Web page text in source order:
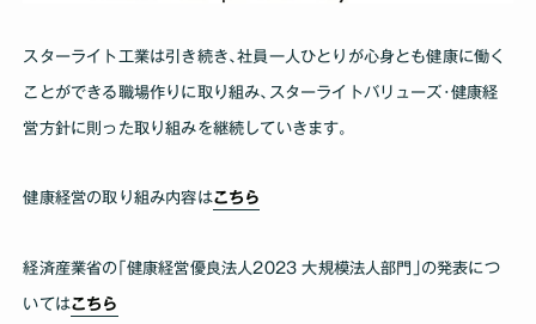
スターライト工業は引き続き､社員一人ひとりが心身とも健康に働く
ことができる職場作りに取り組み､スターライトバリューズ･健康経
営方針に則った取り組みを継続していきます｡
健康経営の取り組み内容はこちら
経済産業省の｢健康経営優良法人2023 大規模法人部門｣の発表につ
いてはこちら